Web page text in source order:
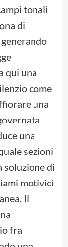
tonali
di
qui una
come
una
una
sezioni
soluzione di
motivici
Il
fra